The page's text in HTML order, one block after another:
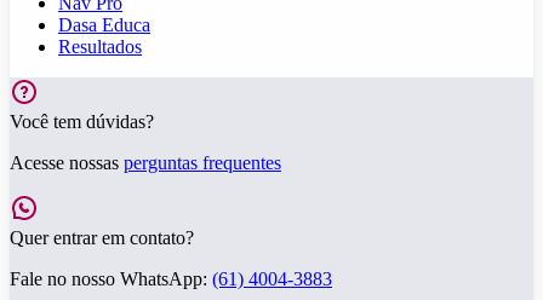
Dasa Educa
Resultados
Você tem dúvidas?
Acesse nossas perguntas frequentes
Quer entrar em contato?
Fale no nosso WhatsApp: (61) 4004-3883